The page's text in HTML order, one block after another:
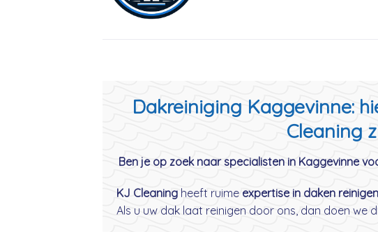
Dakreiniging Kaggevinne:
Cleaning
Ben je op zoek naar specialisten in Kaggevinne
KJ Cleaning heeft ruime expertise in daken reinigen
Als u uw dak laat reinigen door ons, dan doen we